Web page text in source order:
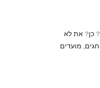
כן? את לא
חגים, מועדים